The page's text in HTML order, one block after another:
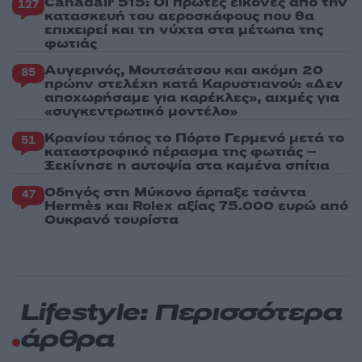
127
κατασκευή του αεροσκάφους που θα
επιχειρεί και τη νύχτα στα μέτωπα της
φωτιάς
85 Αυγερινός, Μουτσάτσου και ακόμη 20
πρώην στελέχη κατά Καρυστιανού: «Δεν
αποχωρήσαμε για καρέκλες», αιχμές για
«συγκεντρωτικό μοντέλο»
51 Κρανίου τόπος το Πόρτο Γερμενό μετά το
καταστροφικό πέρασμα της φωτιάς –
Ξεκίνησε η αυτοψία στα καμένα σπίτια
47 Οδηγός στη Μύκονο άρπαξε τσάντα
Hermès και Rolex αξίας 75.000 ευρώ από
Ουκρανό τουρίστα
Lifestyle: Περισσότερα
άρθρα